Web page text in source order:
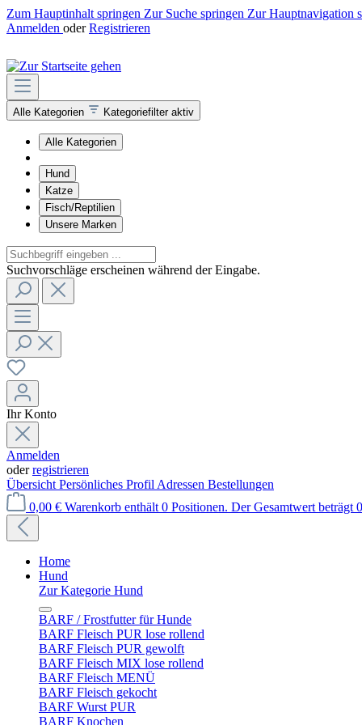
Zum Hauptinhalt springen Zur Suche springen Zur Hauptnavigation
Anmelden oder Registrieren
Alle Kategorien Kategoriefilter aktiv
Alle Kategorien
Hund
Katze
Fisch/Reptilien
Unsere Marken
Suchvorschläge erscheinen während der Eingabe.
Ihr Konto
Anmelden
oderregistrieren
Übersicht Persönliches Profil Adressen Bestellungen
0,00 € Warenkorb enthält 0 Positionen. Der Gesamtwert beträgt
Home
Hund
Zur Kategorie Hund
BARF / Frostfutter für Hunde
BARF Fleisch PUR lose rollend
BARF Fleisch PUR gewolft
BARF Fleisch MIX lose rollend
BARF Fleisch MENÜ
BARF Fleisch gekocht
BARF Wurst PUR
BARF Knochen